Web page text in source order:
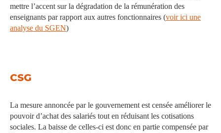
mettre l’accent sur la dégradation de la rémunération des
enseignants par rapport aux autres fonctionnaires (voir ici une
analyse du SGEN)
CSG
La mesure annoncée par le gouvernement est censée améliorer le
pouvoir d’achat des salariés tout en réduisant les cotisations
sociales. La baisse de celles-ci est donc en partie compensée par